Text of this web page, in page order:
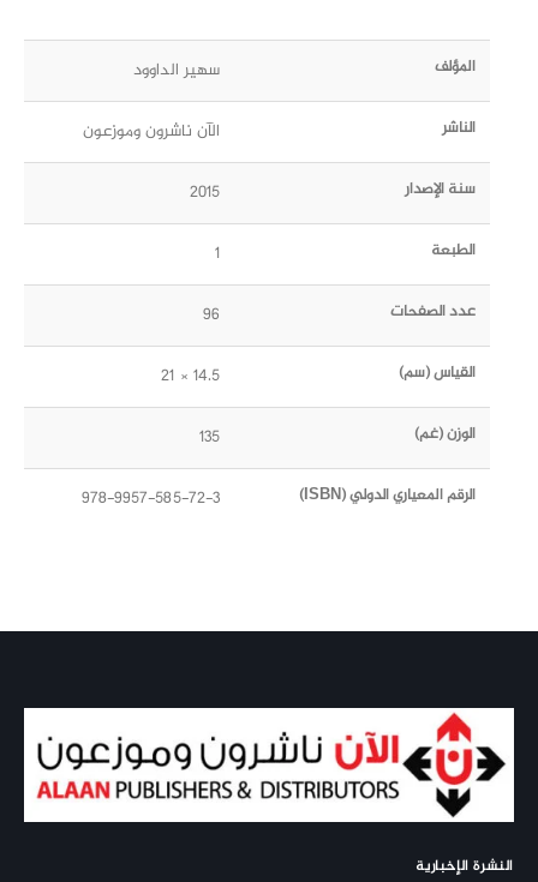
المؤلف سهير الداوود
الناشر الآن ناشرون وموزعون
سنة الإصدار 2015
الطبعة 1
عدد الصفحات 96
القياس (سم) 14.5 × 21
الوزن (غم) 135
الرقم المعياري الدولي (ISBN) 978-9957-585-72-3
النشرة الإخبارية